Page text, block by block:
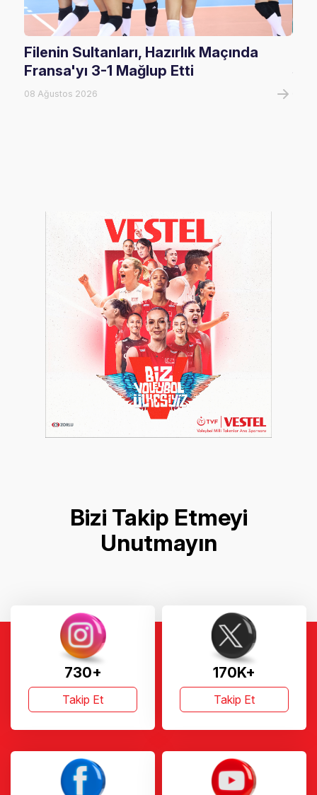
Filenin Sultanları, Hazırlık Maçında
Fransa'yı 3-1 Mağlup Etti
08 Ağustos 2026
Bizi Takip Etmeyi
Unutmayın
730+
Takip Et
170K+
Takip Et